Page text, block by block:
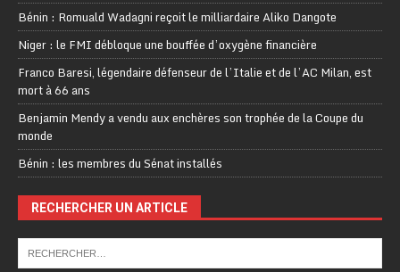
Bénin : Romuald Wadagni reçoit le milliardaire Aliko Dangote
Niger : le FMI débloque une bouffée d’oxygène financière
Franco Baresi, légendaire défenseur de l’Italie et de l’AC Milan, est
mort à 66 ans
Benjamin Mendy a vendu aux enchères son trophée de la Coupe du
monde
Bénin : les membres du Sénat installés
RECHERCHER UN ARTICLE